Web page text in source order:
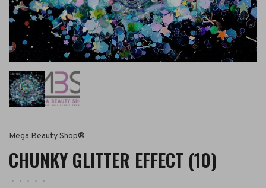
Mega Beauty Shop®
CHUNKY GLITTER EFFECT (10)
• • • •
•